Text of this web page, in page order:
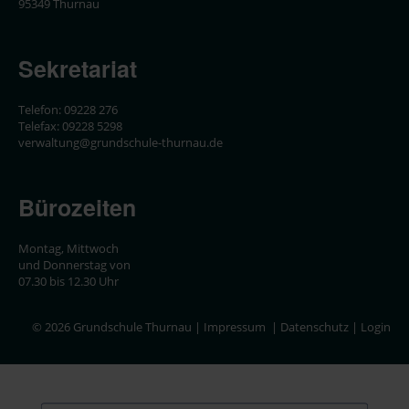
95349 Thurnau
Sekretariat
Telefon: 09228 276
Telefax: 09228 5298
verwaltung@grundschule-thurnau.de
Bürozeiten
Montag, Mittwoch
und Donnerstag von
07.30 bis 12.30 Uhr
© 2026 Grundschule Thurnau | Impressum | Datenschutz | Login